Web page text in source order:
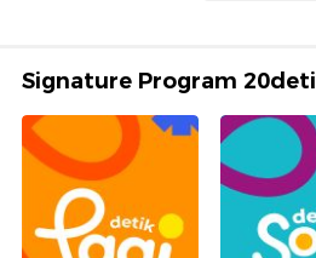
Signature Program